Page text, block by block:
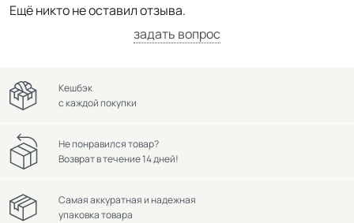
Ещё никто не оставил отзыва.
задать вопрос
Кешбэк
с каждой покупки
Не понравился товар?
Возврат в течение 14 дней!
Самая аккуратная и надежная
упаковка товара